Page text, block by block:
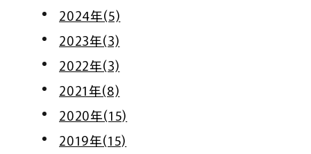
2024年(5)
2023年(3)
2022年(3)
2021年(8)
2020年(15)
2019年(15)